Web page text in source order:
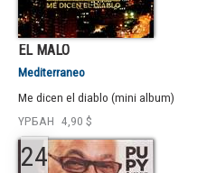
EL MALO
Mediterraneo
Me dicen el diablo (mini album)
YРБАН 4,90 $
24